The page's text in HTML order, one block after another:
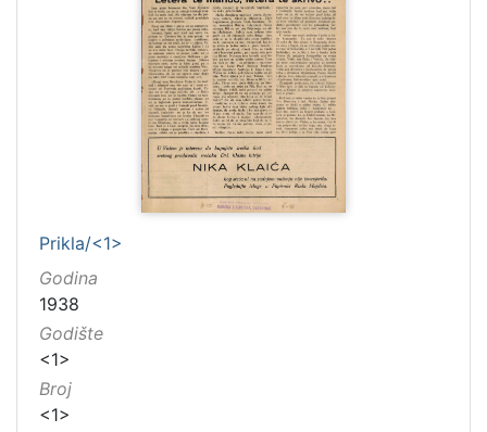
Prikla/<1>
Godina
1938
Godište
<1>
Broj
<1>